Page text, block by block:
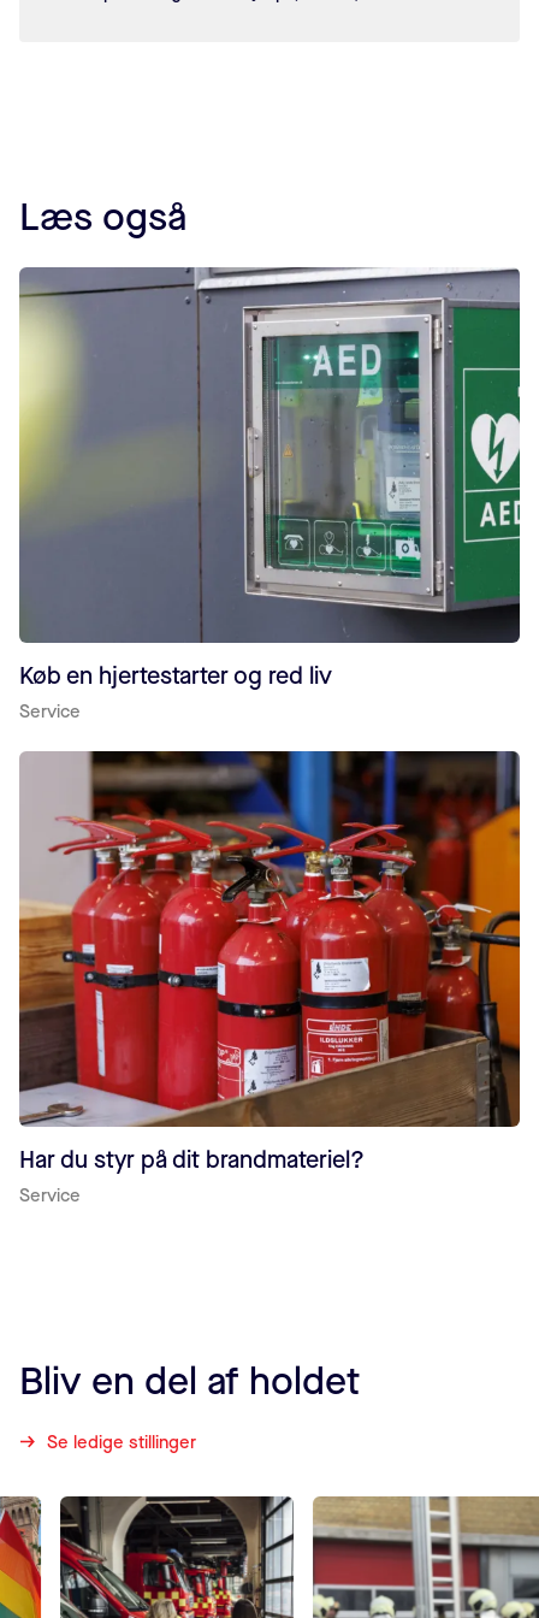
Læs også
Køb en hjertestarter og red liv
Service
Har du styr på dit brandmateriel?
Service
Bliv en del af holdet
Se ledige stillinger